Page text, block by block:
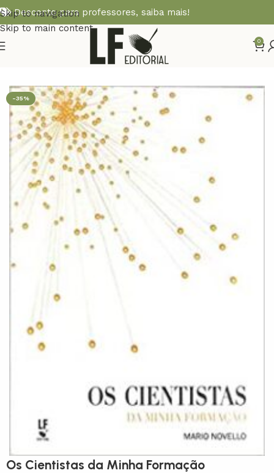
Skip to navigation
Skip to main content
Desconto para professores, saiba mais!
0
Início
-35%
Os Cientistas da Minha Formação